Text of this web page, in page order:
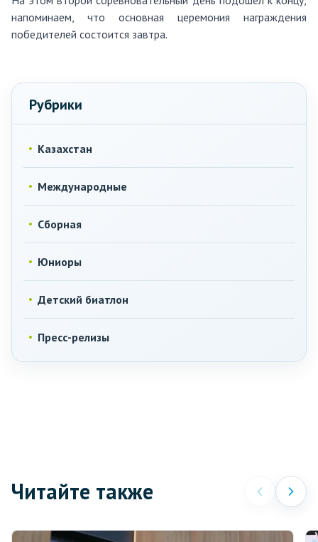
напоминаем, что основная церемония награждения
победителей состоится завтра.
Рубрики
Казахстан
Международные
Сборная
Юниоры
Детский биатлон
Пресс-релизы
Читайте также